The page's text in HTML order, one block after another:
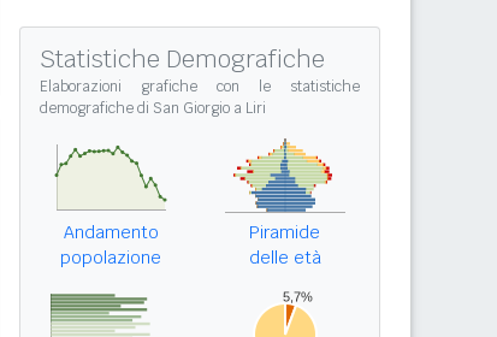
Statistiche Demografiche
Elaborazioni grafiche con le statistiche
demografiche di San Giorgio a Liri
Andamento
popolazione
Piramide
delle età